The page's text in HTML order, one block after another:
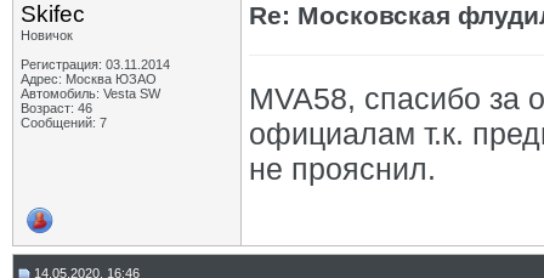
Skifec
Новичок
Регистрация: 03.11.2014
Адрес: Москва ЮЗАО
Автомобиль: Vesta SW
Возраст: 46
Сообщений: 7
Re: Московская
MVA58, спасибо за
официалам т.к.
не прояснил.
14.05.2020, 16:46